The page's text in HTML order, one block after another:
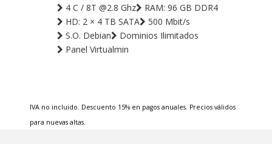
4 C / 8T @2.8 Ghz
RAM: 96 GB DDR4
HD: 2 × 4 TB SATA
500 Mbit/s
S.O. Debian
Dominios Ilimitados
Panel Virtualmin
IVA no incluido. Descuento 15% en pagos anuales. Precios válidos
para nuevas altas.